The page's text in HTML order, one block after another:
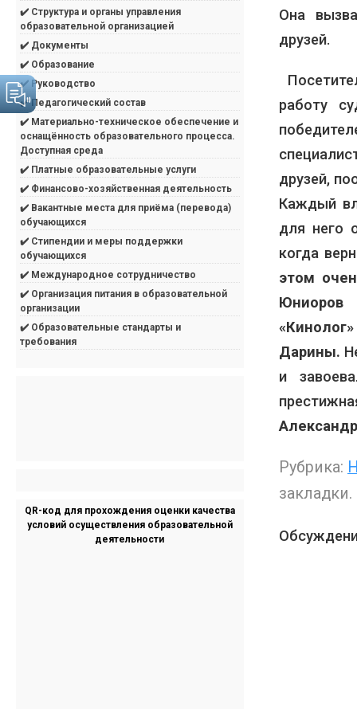
Она
друзей.
работу
друзей,
Каждый
для него
когда
этом
Дарины.
и
Рубрика:
закладки.
✔️ Структура и органы управления
образовательной организацией
✔️ Документы
✔️ Образование
✔️ Руководство
✔️ Педагогический состав
✔️ Материально-техническое обеспечение и
оснащённость образовательного процесса.
Доступная среда
✔️ Платные образовательные услуги
✔️ Финансово-хозяйственная деятельность
✔️ Вакантные места для приёма (перевода)
обучающихся
✔️ Стипендии и меры поддержки
обучающихся
✔️ Международное сотрудничество
✔️ Организация питания в образовательной
организации
✔️ Образовательные стандарты и
требования
QR-код для прохождения оценки качества
условий осуществления образовательной
деятельности